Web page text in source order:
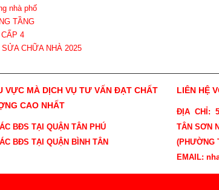
nhà phố
TẦNG
4
CHỮA NHÀ 2025
VỰC MÀ DỊCH VỤ TƯ VẤN ĐẠT CHẤT
CAO NHẤT
BĐS TẠI QUẬN TÂN PHÚ
BĐS TẠI QUẬN BÌNH TÂN
LIÊN HỆ
ĐỊA CHỈ:
TÂN SƠN
(PHƯỜNG
EMAIL: